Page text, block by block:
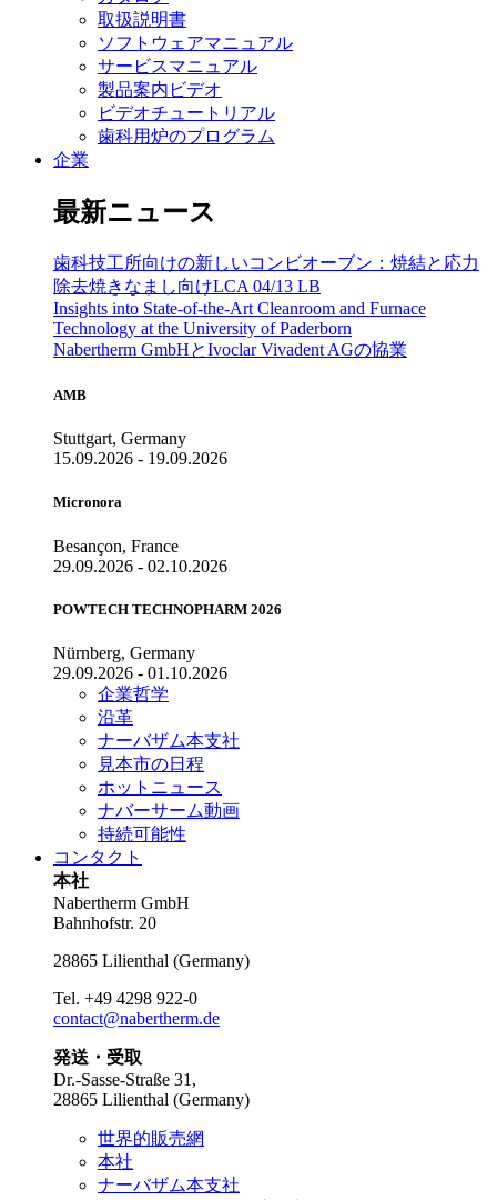
取扱説明書
ソフトウェアマニュアル
サービスマニュアル
製品案内ビデオ
ビデオチュートリアル
歯科用炉のプログラム
企業
最新ニュース
歯科技工所向けの新しいコンビオーブン：焼結と応力
除去焼きなまし向けLCA 04/13 LB
Insights into State-of-the-Art Cleanroom and Furnace
Technology at the University of Paderborn
Nabertherm GmbHとIvoclar Vivadent AGの協業
AMB
Stuttgart, Germany
15.09.2026 - 19.09.2026
Micronora
Besançon, France
29.09.2026 - 02.10.2026
POWTECH TECHNOPHARM 2026
Nürnberg, Germany
29.09.2026 - 01.10.2026
企業哲学
沿革
ナーバザム本支社
見本市の日程
ホットニュース
ナバーサーム動画
持続可能性
コンタクト
本社
Nabertherm GmbH
Bahnhofstr. 20
28865 Lilienthal (Germany)
Tel. +49 4298 922-0
contact@nabertherm.de
発送・受取
Dr.-Sasse-Straße 31,
28865 Lilienthal (Germany)
世界的販売網
本社
ナーバザム本支社